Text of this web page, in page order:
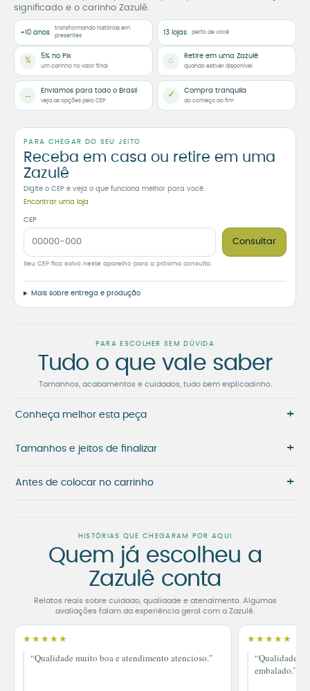
significado e o carinho Zazulê.
+10 anos
transformando histórias em
presentes
13 lojas perto de você
% 5% no Pix
um carinho no valor final
⌂ Retire em uma Zazulê
quando estiver disponível
→ Enviamos para todo o Brasil
veja as opções pelo CEP
✓ Compra tranquila
do começo ao fim
PARA CHEGAR DO SEU JEITO
Receba em casa ou retire em uma
Zazulê
Digite o CEP e veja o que funciona melhor para você.
Encontrar uma loja
CEP
Consultar
Seu CEP fica salvo neste aparelho para a próxima consulta.
Mais sobre entrega e produção
PARA ESCOLHER SEM DÚVIDA
Tudo o que vale saber
Tamanhos, acabamentos e cuidados, tudo bem explicadinho.
Conheça melhor esta peça +
Tamanhos e jeitos de finalizar +
Antes de colocar no carrinho +
HISTÓRIAS QUE CHEGARAM POR AQUI
Quem já escolheu a
Zazulê conta
Relatos reais sobre cuidado, qualidade e atendimento. Algumas
avaliações falam da experiência geral com a Zazulê.
★★★★★
“Qualidade muito boa e atendimento atencioso.”
★★★★★
“Qualidade
embalado.”